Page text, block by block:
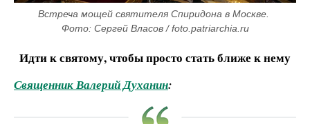
Встреча мощей святителя Спиридона в Москве.
Фото: Сергей Власов / foto.patriarchia.ru
Идти к святому, чтобы просто стать ближе к нему
Священник Валерий Духанин: